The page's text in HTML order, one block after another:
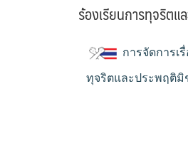
ร้องเรียนการทุจริต
การจัดการเ
ทุจริตและประพฤติมิ